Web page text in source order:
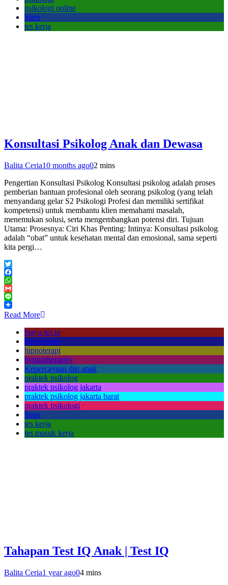
psikologi online
Stres
tes kerja
Konsultasi Psikolog Anak dan Dewasa
Balita Ceria10 months ago02 mins
Pengertian Konsultasi Psikolog Konsultasi psikolog adalah proses
pemberian bantuan profesional oleh seorang psikolog (yang telah
menyandang gelar S2 Psikologi Profesi dan memiliki sertifikat
kompetensi) untuk membantu klien memahami masalah,
menemukan solusi, serta mengembangkan potensi diri. Tujuan
Utama: Prosesnya: Ciri Khas Penting: Intinya: Konsultasi psikolog
adalah “obat” untuk kesehatan mental dan emosional, sama seperti
kita pergi…
Twitter
Facebook
WhatsApp
Gmail
Line
Read More
biaya tes iq
hipnoterapi
hipnoterapi
hypnotheraphy
Kepercayaan diri anak
praktek psikolog
praktek psikolog jakarta
praktek psikolog jakarta barat
praktek psikologi
Stres
tes kerja
tes masuk kerja
Tahapan Test IQ Anak | Test IQ
Balita Ceria1 year ago04 mins